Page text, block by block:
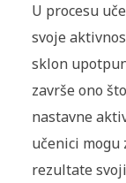
U procesu
svoje
sklon
završe ono
nastavne
učenici
rezultate